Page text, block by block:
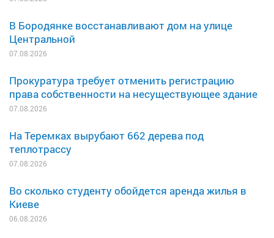
В Бородянке восстанавливают дом на улице
Центральной
07.08.2026
Прокуратура требует отменить регистрацию
права собственности на несуществующее здание
07.08.2026
На Теремках вырубают 662 дерева под
теплотрассу
07.08.2026
Во сколько студенту обойдется аренда жилья в
Киеве
06.08.2026